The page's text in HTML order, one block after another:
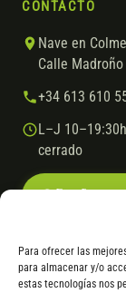
Para ofrecer las
para almacenar y/o
estas tecnologías nos
CONTACTO
Nave en
Calle
+34 613 610
L–J
cerrado
© 2026 Ebike.es